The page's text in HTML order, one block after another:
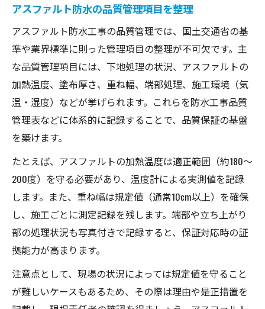
アスファルト防水の品質管理項目を整理
アスファルト防水工事の品質管理では、国土交通省の基
準や業界標準に則った管理項目の整理が不可欠です。主
な品質管理項目には、下地処理の状況、アスファルトの
加熱温度、塗布厚さ、重ね幅、端部処理、施工環境（気
温・湿度）などが挙げられます。これらを防水工事品質
管理表などに体系的に記録することで、品質保証の基盤
を築けます。
たとえば、アスファルトの加熱温度は適正範囲（約180～
200度）を守る必要があり、温度計による実測値を記録
します。また、重ね幅は規定値（通常10cm以上）を確保
し、施工ごとに測定記録を残します。端部や立ち上がり
部の処理状況も写真付きで記録すると、保証対応時の証
拠能力が高まります。
注意点として、現場の状況によっては規定値を守ること
が難しいケースもあるため、その際は理由や是正措置を